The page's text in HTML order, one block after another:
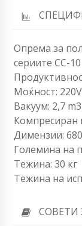
Опрема за
сериите CC-10
Моќност:
Вакуум: 2,7
Компресиран
Димензии:
Големина на
Тежина: 30 кг
Тежина на
СОВЕТИ